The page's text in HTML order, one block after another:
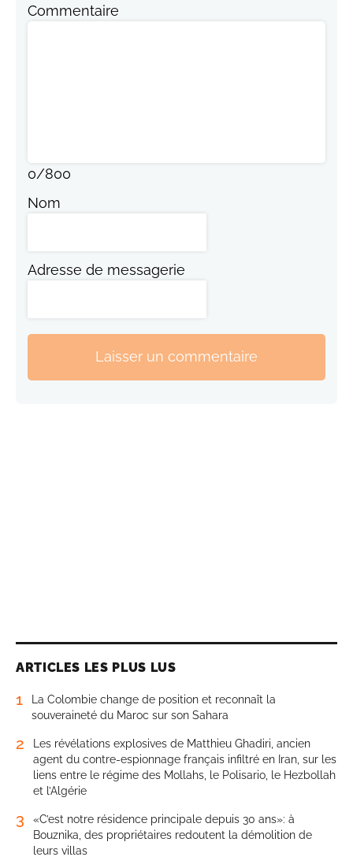
Commentaire
0/800
Nom
Adresse de messagerie
Laisser un commentaire
ARTICLES LES PLUS LUS
1
La Colombie change de position et reconnaît la
souveraineté du Maroc sur son Sahara
2
Les révélations explosives de Matthieu Ghadiri, ancien
agent du contre-espionnage français infiltré en Iran, sur les
liens entre le régime des Mollahs, le Polisario, le Hezbollah
et l’Algérie
3
«C’est notre résidence principale depuis 30 ans»: à
Bouznika, des propriétaires redoutent la démolition de
leurs villas